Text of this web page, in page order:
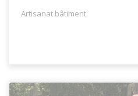
Artisanat bâtiment